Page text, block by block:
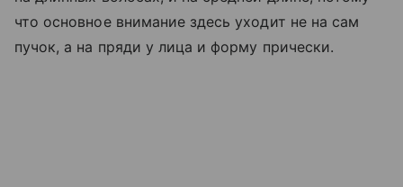
что основное внимание здесь уходит не на сам
пучок, а на пряди у лица и форму прически.